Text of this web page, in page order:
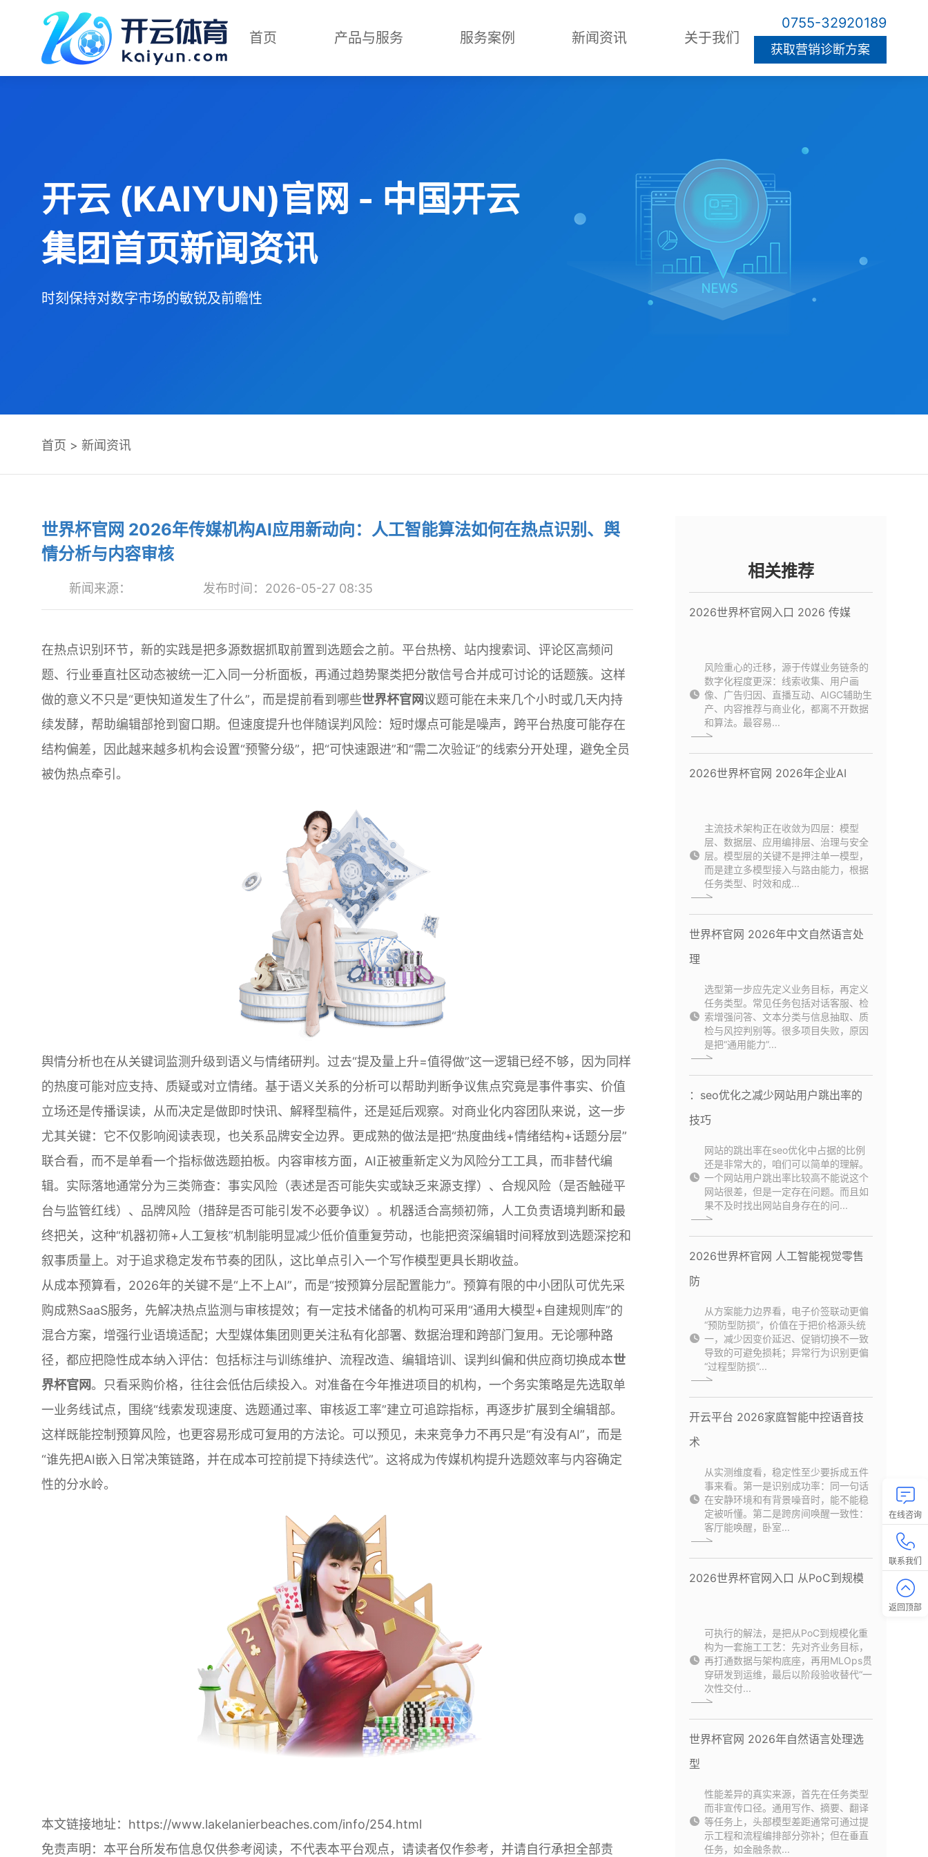
首页 产品与服务 服务案例 新闻资讯 关于我们
0755-32920189
获取营销诊断方案
开云 (KAIYUN)官网 - 中国开云
集团首页新闻资讯
时刻保持对数字市场的敏锐及前瞻性
首页 > 新闻资讯
世界杯官网 2026年传媒机构AI应用新动向：人工智能算法如何在热点识别、舆
情分析与内容审核
新闻来源： 发布时间：2026-05-27 08:35
在热点识别环节，新的实践是把多源数据抓取前置到选题会之前。平台热榜、站内搜索词、评论区高频问
题、行业垂直社区动态被统一汇入同一分析面板，再通过趋势聚类把分散信号合并成可讨论的话题簇。这样
做的意义不只是“更快知道发生了什么”，而是提前看到哪些世界杯官网议题可能在未来几个小时或几天内持
续发酵，帮助编辑部抢到窗口期。但速度提升也伴随误判风险：短时爆点可能是噪声，跨平台热度可能存在
结构偏差，因此越来越多机构会设置“预警分级”，把“可快速跟进”和“需二次验证”的线索分开处理，避免全员
被伪热点牵引。
舆情分析也在从关键词监测升级到语义与情绪研判。过去“提及量上升=值得做”这一逻辑已经不够，因为同样
的热度可能对应支持、质疑或对立情绪。基于语义关系的分析可以帮助判断争议焦点究竟是事件事实、价值
立场还是传播误读，从而决定是做即时快讯、解释型稿件，还是延后观察。对商业化内容团队来说，这一步
尤其关键：它不仅影响阅读表现，也关系品牌安全边界。更成熟的做法是把“热度曲线+情绪结构+话题分层”
联合看，而不是单看一个指标做选题拍板。内容审核方面，AI正被重新定义为风险分工工具，而非替代编
辑。实际落地通常分为三类筛查：事实风险（表述是否可能失实或缺乏来源支撑）、合规风险（是否触碰平
台与监管红线）、品牌风险（措辞是否可能引发不必要争议）。机器适合高频初筛，人工负责语境判断和最
终把关，这种“机器初筛+人工复核”机制能明显减少低价值重复劳动，也能把资深编辑时间释放到选题深挖和
叙事质量上。对于追求稳定发布节奏的团队，这比单点引入一个写作模型更具长期收益。
从成本预算看，2026年的关键不是“上不上AI”，而是“按预算分层配置能力”。预算有限的中小团队可优先采
购成熟SaaS服务，先解决热点监测与审核提效；有一定技术储备的机构可采用“通用大模型+自建规则库”的
混合方案，增强行业语境适配；大型媒体集团则更关注私有化部署、数据治理和跨部门复用。无论哪种路
径，都应把隐性成本纳入评估：包括标注与训练维护、流程改造、编辑培训、误判纠偏和供应商切换成本世
界杯官网。只看采购价格，往往会低估后续投入。对准备在今年推进项目的机构，一个务实策略是先选取单
一业务线试点，围绕“线索发现速度、选题通过率、审核返工率”建立可追踪指标，再逐步扩展到全编辑部。
这样既能控制预算风险，也更容易形成可复用的方法论。可以预见，未来竞争力不再只是“有没有AI”，而是
“谁先把AI嵌入日常决策链路，并在成本可控前提下持续迭代”。这将成为传媒机构提升选题效率与内容确定
性的分水岭。
本文链接地址： https://www.lakelanierbeaches.com/info/254.html
免责声明：本平台所发布信息仅供参考阅读，不代表本平台观点，请读者仅作参考，并请自行承担全部责
相关推荐
2026世界杯官网入口 2026 传媒
风险重心的迁移，源于传媒业务链条的
数字化程度更深：线索收集、用户画
像、广告归因、直播互动、AIGC辅助生
产、内容推荐与商业化，都离不开数据
和算法。最容易...
2026世界杯官网 2026年企业AI
主流技术架构正在收敛为四层：模型
层、数据层、应用编排层、治理与安全
层。模型层的关键不是押注单一模型，
而是建立多模型接入与路由能力，根据
任务类型、时效和成...
世界杯官网 2026年中文自然语言处
理
选型第一步应先定义业务目标，再定义
任务类型。常见任务包括对话客服、检
索增强问答、文本分类与信息抽取、质
检与风控判别等。很多项目失败，原因
是把“通用能力”...
：seo优化之减少网站用户跳出率的
技巧
网站的跳出率在seo优化中占据的比例
还是非常大的，咱们可以简单的理解。
一个网站用户跳出率比较高不能说这个
网站很差，但是一定存在问题。而且如
果不及时找出网站自身存在的问...
2026世界杯官网 人工智能视觉零售
防
从方案能力边界看，电子价签联动更偏
“预防型防损”，价值在于把价格源头统
一，减少因变价延迟、促销切换不一致
导致的可避免损耗；异常行为识别更偏
“过程型防损”...
开云平台 2026家庭智能中控语音技
术
从实测维度看，稳定性至少要拆成五件
事来看。第一是识别成功率：同一句话
在安静环境和有背景噪音时，能不能稳
定被听懂。第二是跨房间唤醒一致性：
客厅能唤醒，卧室...
2026世界杯官网入口 从PoC到规模
可执行的解法，是把从PoC到规模化重
构为一套施工工艺：先对齐业务目标，
再打通数据与架构底座，再用MLOps贯
穿研发到运维，最后以阶段验收替代“一
次性交付...
世界杯官网 2026年自然语言处理选
型
性能差异的真实来源，首先在任务类型
而非宣传口径。通用写作、摘要、翻译
等任务上，头部模型差距通常可通过提
示工程和流程编排部分弥补；但在垂直
任务，如金融条款...
在线咨询
联系我们
返回顶部